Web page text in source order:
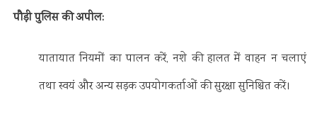
पौड़ी पुलिस की अपील:
यातायात नियमों का पालन करें, नशे की हालत में वाहन न चलाएं
तथा स्वयं और अन्य सड़क उपयोगकर्ताओं की सुरक्षा सुनिश्चित करें।